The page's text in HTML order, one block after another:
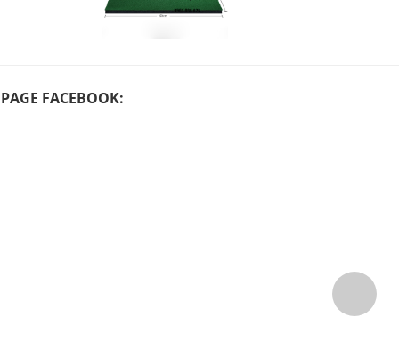
FACEBOOK: